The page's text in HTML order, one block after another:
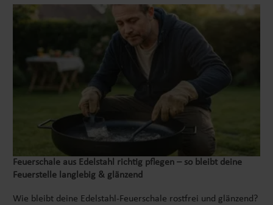
Feuerschale aus Edelstahl richtig pflegen – so bleibt deine
Feuerstelle langlebig & glänzend
Wie bleibt deine Edelstahl-Feuerschale rostfrei und glänzend?